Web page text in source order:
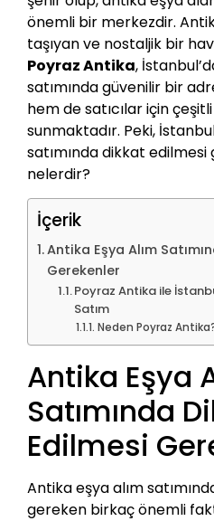
önemli bir merkezdir.
taşıyan ve nostaljik bir
Poyraz Antika,
satımında güvenilir bir
hem de satıcılar için
sunmaktadır. Peki,
satımında dikkat
nelerdir?
İçerik
Antika Eşya Alım
Gerekenler
Poyraz Antika ile
Satım
Neden Poyraz
Antika Eşya
Satımında
Edilmesi
Antika eşya alım
gereken birkaç önemli